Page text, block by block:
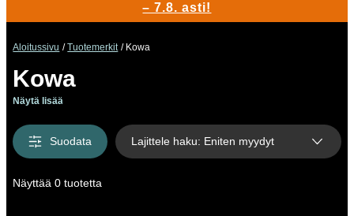
Aloitussivu Tuotemerkit Kowa
Kowa
Näytä lisää
Suodata Lajittele haku: Eniten myydyt
Näyttää 0 tuotetta
– 7.8. asti!